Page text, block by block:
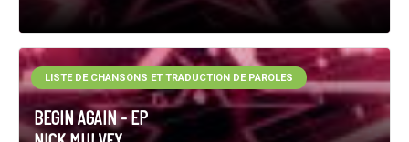
BEGIN AGAIN - EP
LISTE DE CHANSONS ET TRADUCTION DE PAROLES